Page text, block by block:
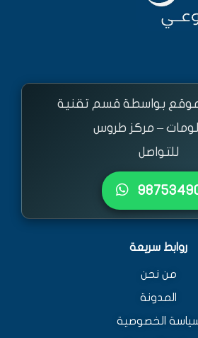
بواسطة قسم تقنية
– مركز طروس
للتواصل
روابط سريعة
من نحن
المدونة
الخصوصية